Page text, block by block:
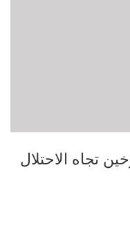
تجاه الاحتلال